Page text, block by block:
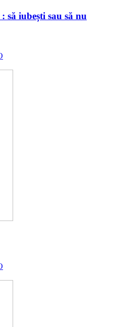
să iubești sau să nu